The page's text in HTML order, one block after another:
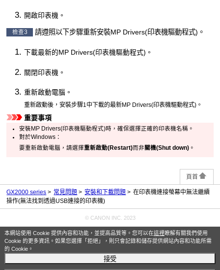
本網站使用 Cookie 提供內容和功能，並提高品質等。您可以在這裡瞭解有關我們使用
Cookie 的更多資訊。如果您選擇「拒絕」，則只會記錄和儲存提供網站內容和功能所需
的 Cookie。
接受
開啟印表機 。
檢查3 請遵照以下步驟重新安裝MP Drivers(印表機驅動程式)。
下載最新的MP Drivers(印表機驅動程式)。
關閉印表機 。
重新啟動電腦。
重新啟動後，安裝步驟1中下載的最新MP Drivers(印表機驅動程式)。
重要事項
安裝 MP Drivers(印表機驅動程式)時，確保選擇正確的印表機名稱。
對於Windows ：
要重新啟動電腦，請選擇重新啟動(Restart)而非 關機(Shut down) 。
頁首
GX2000 series 常見問題 安裝和下載問題
在印表機連接螢幕中無法繼續
操作(無法找到透過USB連接的印表機)
© CANON INC. 2023